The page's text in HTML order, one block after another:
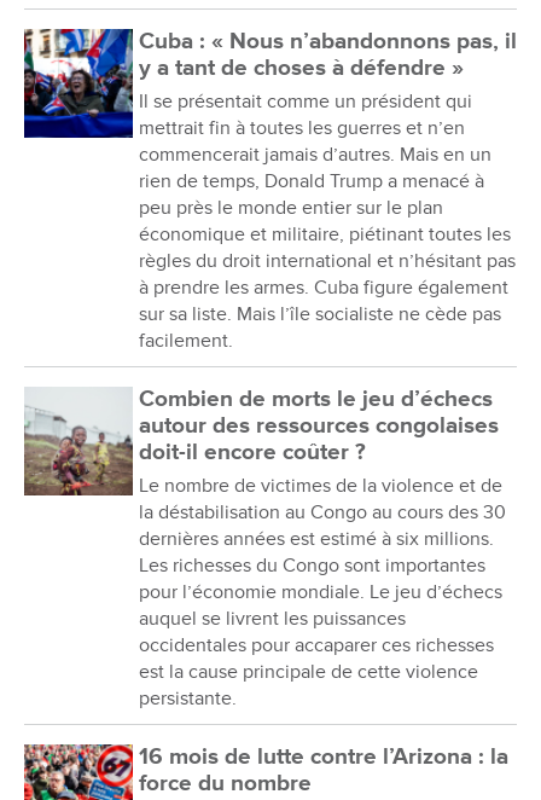
Cuba : « Nous n’abandonnons pas, il
y a tant de choses à défendre »
Il se présentait comme un président qui
mettrait fin à toutes les guerres et n’en
commencerait jamais d’autres. Mais en un
rien de temps, Donald Trump a menacé à
peu près le monde entier sur le plan
économique et militaire, piétinant toutes les
règles du droit international et n’hésitant pas
à prendre les armes. Cuba figure également
sur sa liste. Mais l’île socialiste ne cède pas
facilement.
Combien de morts le jeu d’échecs
autour des ressources congolaises
doit-il encore coûter ?
Le nombre de victimes de la violence et de
la déstabilisation au Congo au cours des 30
dernières années est estimé à six millions.
Les richesses du Congo sont importantes
pour l’économie mondiale. Le jeu d’échecs
auquel se livrent les puissances
occidentales pour accaparer ces richesses
est la cause principale de cette violence
persistante.
16 mois de lutte contre l’Arizona : la
force du nombre